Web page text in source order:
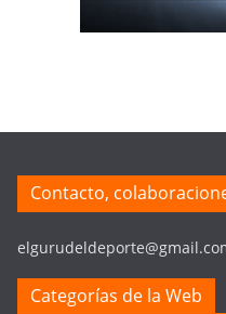
Contacto,
Categorías de la Web